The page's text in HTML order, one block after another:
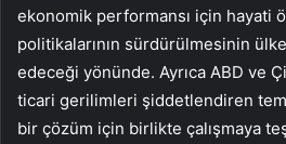
ekonomik performansı için hayati
politikalarının sürdürülmesinin
edeceği yönünde. Ayrıca ABD ve
ticari gerilimleri şiddetlendiren
bir çözüm için birlikte çalışmaya